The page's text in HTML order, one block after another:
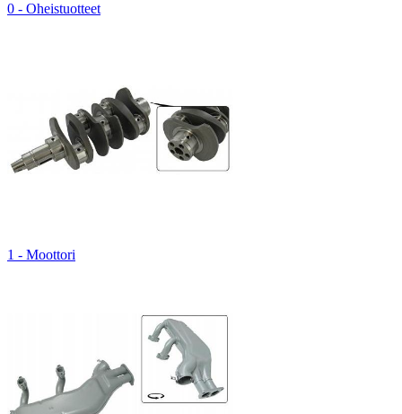
0 - Oheistuotteet
1 - Moottori